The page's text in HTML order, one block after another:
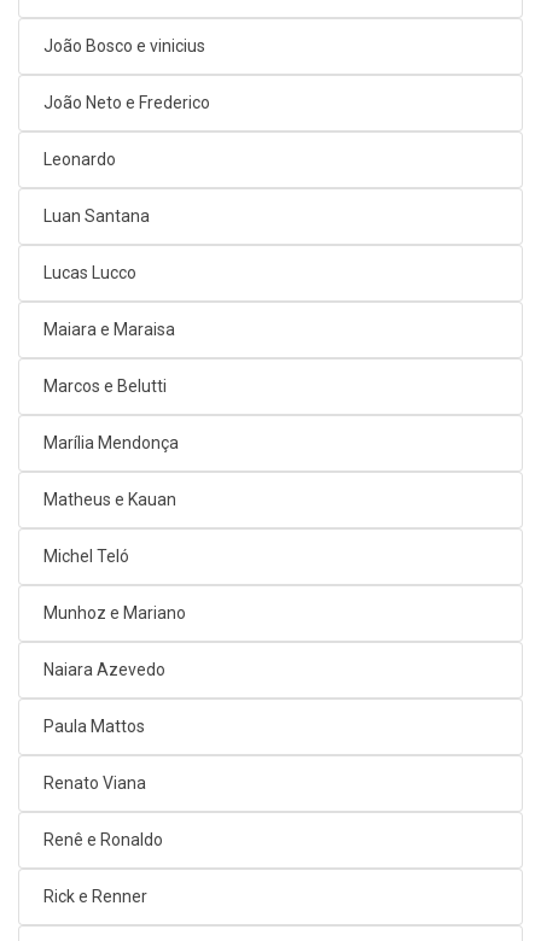
João Bosco e vinicius
João Neto e Frederico
Leonardo
Luan Santana
Lucas Lucco
Maiara e Maraisa
Marcos e Belutti
Marília Mendonça
Matheus e Kauan
Michel Teló
Munhoz e Mariano
Naiara Azevedo
Paula Mattos
Renato Viana
Renê e Ronaldo
Rick e Renner